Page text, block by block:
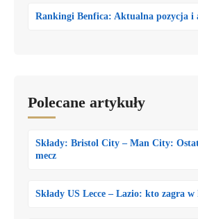
Rankingi Benfica: Aktualna pozycja i
Polecane artykuły
Składy: Bristol City – Man City:
mecz
Składy US Lecce – Lazio: kto zagra w